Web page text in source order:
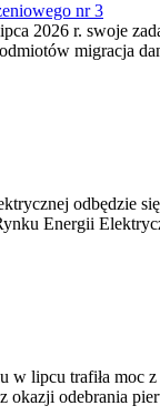
nr 3
2026 r. swoje
migracja
Energii
lipcu trafiła
okazji odebrania